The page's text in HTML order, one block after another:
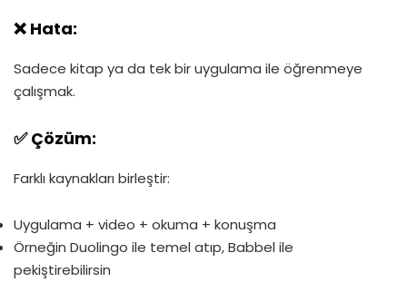
❌ Hata:
Sadece kitap ya da tek bir uygulama ile öğrenmeye
çalışmak.
✅ Çözüm:
Farklı kaynakları birleştir:
Uygulama + video + okuma + konuşma
Örneğin Duolingo ile temel atıp, Babbel ile
pekiştirebilirsin